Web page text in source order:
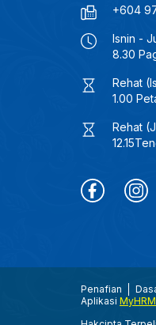
+604
Isnin -
8.30
Rehat
1.00
Rehat
Penafian
Aplikasi